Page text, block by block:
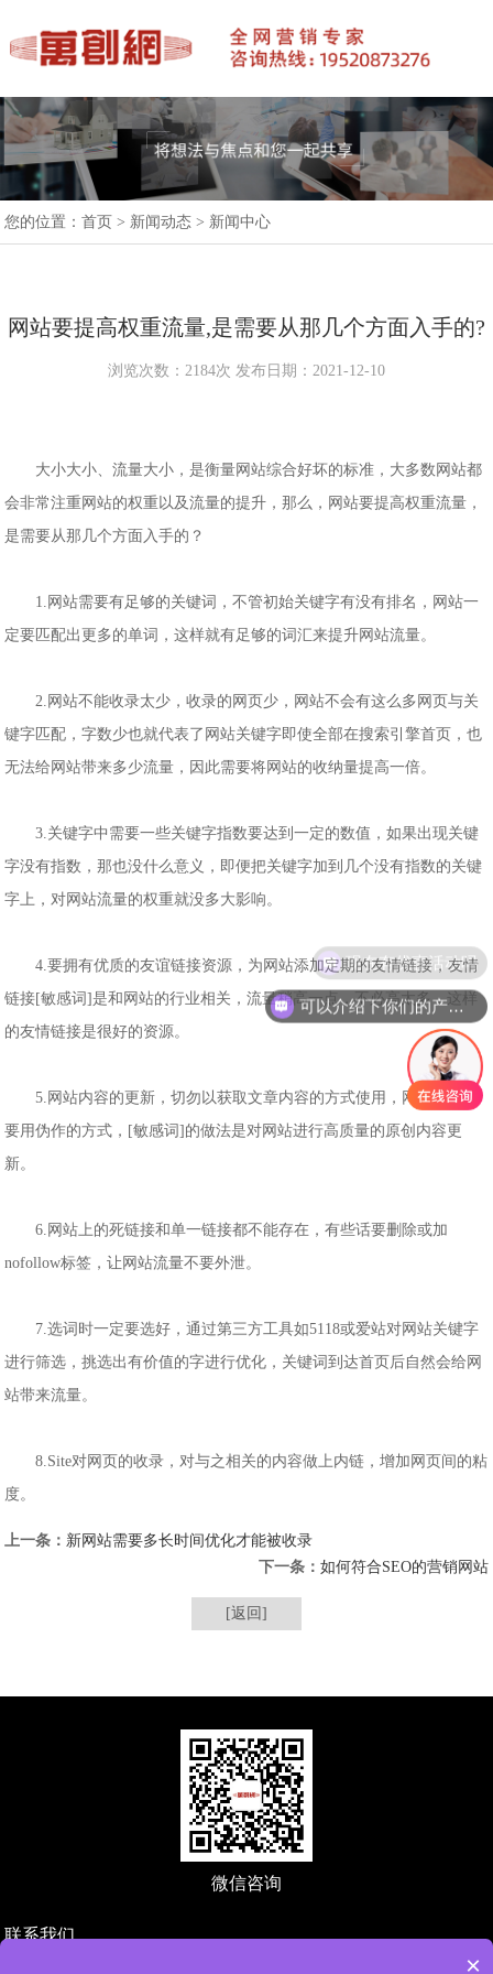
您的位置：首页 > 新闻动态 > 新闻中心
网站要提高权重流量,是需要从那几个方面入手的?
浏览次数：2184次 发布日期：2021-12-10
大小大小、流量大小，是衡量网站综合好坏的标准，大多数网站都
会非常注重网站的权重以及流量的提升，那么，网站要提高权重流量，
是需要从那几个方面入手的？
1.网站需要有足够的关键词，不管初始关键字有没有排名，网站一
定要匹配出更多的单词，这样就有足够的词汇来提升网站流量。
2.网站不能收录太少，收录的网页少，网站不会有这么多网页与关
键字匹配，字数少也就代表了网站关键字即使全部在搜索引擎首页，也
无法给网站带来多少流量，因此需要将网站的收纳量提高一倍。
3.关键字中需要一些关键字指数要达到一定的数值，如果出现关键
字没有指数，那也没什么意义，即便把关键字加到几个没有指数的关键
字上，对网站流量的权重就没多大影响。
4.要拥有优质的友谊链接资源，为网站添加定期的友情链接，友情
链接[敏感词]是和网站的行业相关，流量稍高一点，不必高太多，这样
的友情链接是很好的资源。
5.网站内容的更新，切勿以获取文章内容的方式使用，网站上多也
要用伪作的方式，[敏感词]的做法是对网站进行高质量的原创内容更
新。
6.网站上的死链接和单一链接都不能存在，有些话要删除或加
nofollow标签，让网站流量不要外泄。
7.选词时一定要选好，通过第三方工具如5118或爱站对网站关键字
进行筛选，挑选出有价值的字进行优化，关键词到达首页后自然会给网
站带来流量。
8.Site对网页的收录，对与之相关的内容做上内链，增加网页间的粘
度。
上一条： 新网站需要多长时间优化才能被收录
下一条： 如何符合SEO的营销网站
[返回]
微信咨询
联系我们
可以介绍下你们的产品么
现在有优惠活动吗
×